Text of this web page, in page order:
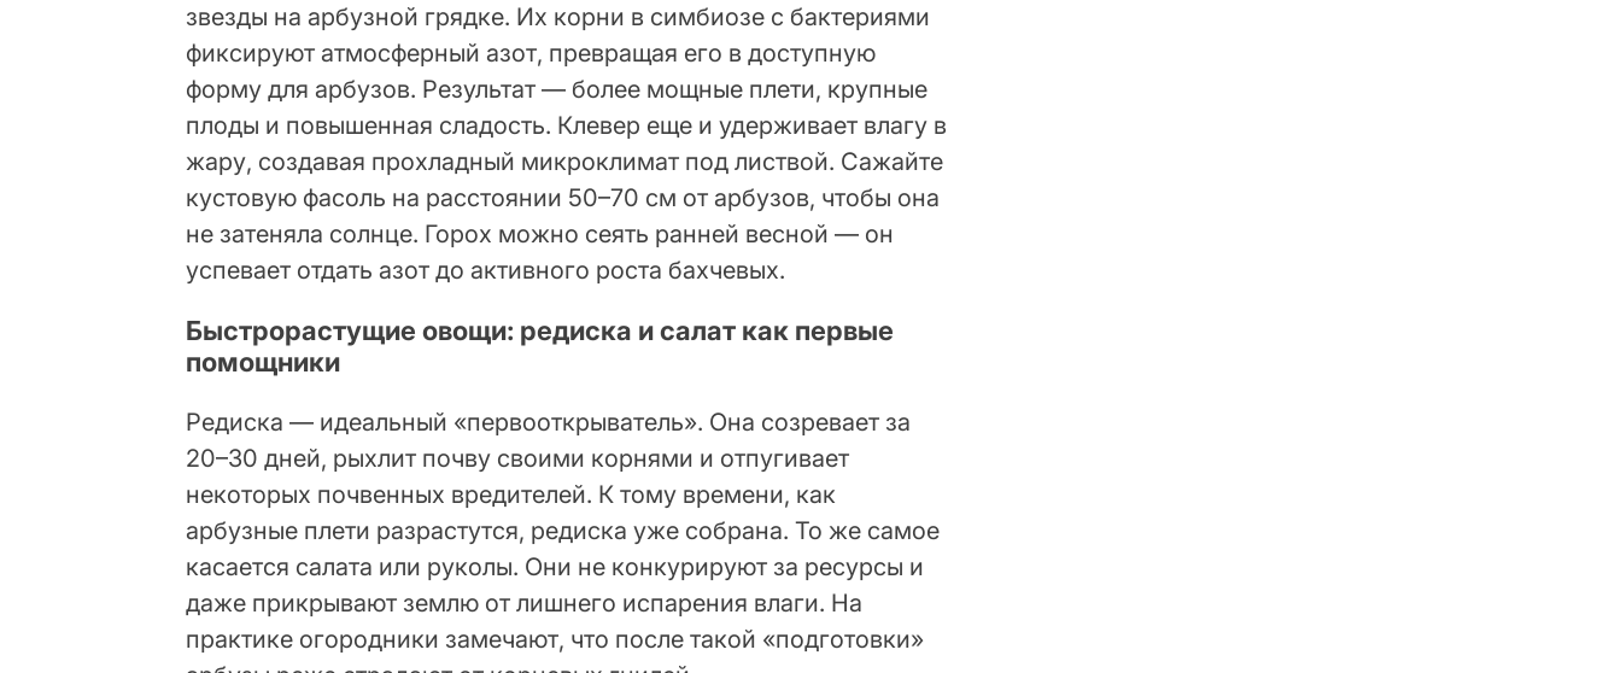
звезды на арбузной грядке. Их корни в симбиозе с бактериями
фиксируют атмосферный азот, превращая его в доступную
форму для арбузов. Результат — более мощные плети, крупные
плоды и повышенная сладость. Клевер еще и удерживает влагу в
жару, создавая прохладный микроклимат под листвой. Сажайте
кустовую фасоль на расстоянии 50–70 см от арбузов, чтобы она
не затеняла солнце. Горох можно сеять ранней весной — он
успевает отдать азот до активного роста бахчевых.
Быстрорастущие овощи: редиска и салат как первые
помощники
Редиска — идеальный «первооткрыватель». Она созревает за
20–30 дней, рыхлит почву своими корнями и отпугивает
некоторых почвенных вредителей. К тому времени, как
арбузные плети разрастутся, редиска уже собрана. То же самое
касается салата или руколы. Они не конкурируют за ресурсы и
даже прикрывают землю от лишнего испарения влаги. На
практике огородники замечают, что после такой «подготовки»